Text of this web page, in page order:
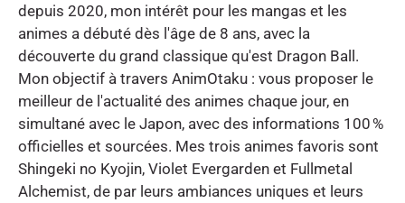
depuis 2020, mon intérêt pour les mangas et les
animes a débuté dès l'âge de 8 ans, avec la
découverte du grand classique qu'est Dragon Ball.
Mon objectif à travers AnimOtaku : vous proposer le
meilleur de l'actualité des animes chaque jour, en
simultané avec le Japon, avec des informations 100 %
officielles et sourcées. Mes trois animes favoris sont
Shingeki no Kyojin, Violet Evergarden et Fullmetal
Alchemist, de par leurs ambiances uniques et leurs